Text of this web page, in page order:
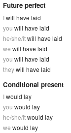
Future perfect
Iwill have laid
you will have laid
he/she/itwill have laid
we will have laid
you will have laid
theywill have laid
Conditional present
Iwould lay
you would lay
he/she/itwould lay
we would lay